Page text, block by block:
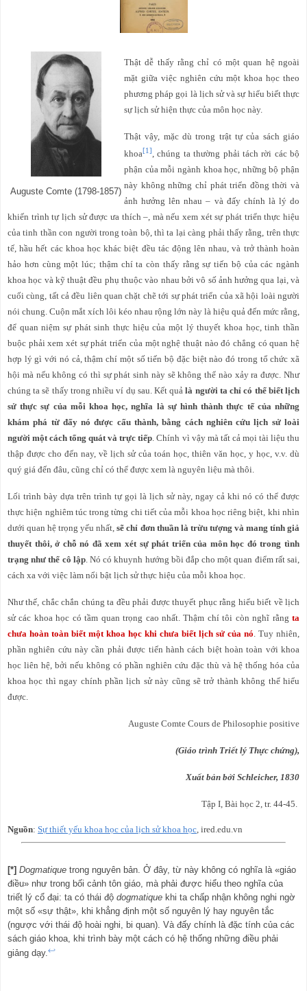
Auguste Comte (1798-1857)
Thật dễ thấy rằng chỉ có một quan hệ ngoài
mặt giữa việc nghiên cứu một khoa học theo
phương pháp gọi là lịch sử và sự hiểu biết thực
sự lịch sử hiện thực của môn học này.
Thật vậy, mặc dù trong trật tự của sách giáo
khoa[1]
, chúng ta thường phải tách rời các bộ
phận của mỗi ngành khoa học, những bộ phận
này không những chỉ phát triển đồng thời và
ảnh hưởng lên nhau – và đấy chính là lý do
khiến trình tự lịch sử được ưa thích –, mà nếu xem xét sự phát triển thực hiệu
của tinh thần con người trong toàn bộ, thì ta lại càng phải thấy rằng, trên thực
tế, hầu hết các khoa học khác biệt đều tác động lên nhau, và trở thành hoàn
hảo hơn cùng một lúc; thậm chí ta còn thấy rằng sự tiến bộ của các ngành
khoa học và kỹ thuật đều phụ thuộc vào nhau bởi vô số ảnh hưởng qua lại, và
cuối cùng, tất cả đều liên quan chặt chẽ tới sự phát triển của xã hội loài người
nói chung. Cuộn mắt xích lôi kéo nhau rộng lớn này là hiệu quả đến mức rằng,
để quan niệm sự phát sinh thực hiệu của một lý thuyết khoa học, tinh thần
buộc phải xem xét sự phát triển của một nghệ thuật nào đó chẳng có quan hệ
hợp lý gì với nó cả, thậm chí một số tiến bộ đặc biệt nào đó trong tổ chức xã
hội mà nếu không có thì sự phát sinh này sẽ không thể nào xảy ra được. Như
chúng ta sẽ thấy trong nhiều ví dụ sau. Kết quảlà người ta chỉ có thể biết lịch
sử thực sự của mỗi khoa học, nghĩa là sự hình thành thực tế của những
khám phá từ đấy nó được cấu thành, bằng cách nghiên cứu lịch sử loài
người một cách tổng quát và trực tiếp . Chính vì vậy mà tất cả mọi tài liệu thu
thập được cho đến nay, về lịch sử của toán học, thiên văn học, y học, v.v. dù
quý giá đến đâu, cũng chỉ có thể được xem là nguyên liệu mà thôi.
Lối trình bày dựa trên trình tự gọi là lịch sử này, ngay cả khi nó có thể được
thực hiện nghiêm túc trong từng chi tiết của mỗi khoa học riêng biệt, khi nhìn
dưới quan hệ trọng yếu nhất,sẽ chỉ đơn thuần là trừu tượng và mang tính giả
thuyết thôi, ở chỗ nó đã xem xét sự phát triển của môn học đó trong tình
trạng như thể cô lập. Nó có khuynh hướng bồi đắp cho một quan điểm rất sai,
cách xa với việc làm nổi bật lịch sử thực hiệu của mỗi khoa học.
Như thế, chắc chắn chúng ta đều phải được thuyết phục rằng hiểu biết về lịch
sử các khoa học có tầm quan trọng cao nhất. Thậm chí tôi còn nghĩ rằng ta
chưa hoàn toàn biết một khoa học khi chưa biết lịch sử của nó . Tuy nhiên,
phần nghiên cứu này cần phải được tiến hành cách biệt hoàn toàn với khoa
học liên hệ, bởi nếu không có phần nghiên cứu đặc thù và hệ thống hóa của
khoa học thì ngay chính phần lịch sử này cũng sẽ trở thành không thể hiểu
được.
Auguste Comte Cours de Philosophie positive
(Giáo trình Triết lý Thực chứng),
Xuất bản bởi Schleicher, 1830
Tập I, Bài học 2, tr. 44-45.
Nguồn: Sự thiết yếu khoa học của lịch sử khoa học , ired.edu.vn
[*] Dogmatique trong nguyên bản. Ở đây, từ này không có nghĩa là «giáo
điều» như trong bối cảnh tôn giáo, mà phải được hiểu theo nghĩa của
triết lý cổ đại: ta có thái độ dogmatique khi ta chấp nhận không nghi ngờ
một số «sự thật», khi khẳng định một số nguyên lý hay nguyên tắc
(ngược với thái độ hoài nghi, bi quan). Và đấy chính là đặc tính của các
sách giáo khoa, khi trình bày một cách có hệ thống những điều phải
giảng dạy.↩